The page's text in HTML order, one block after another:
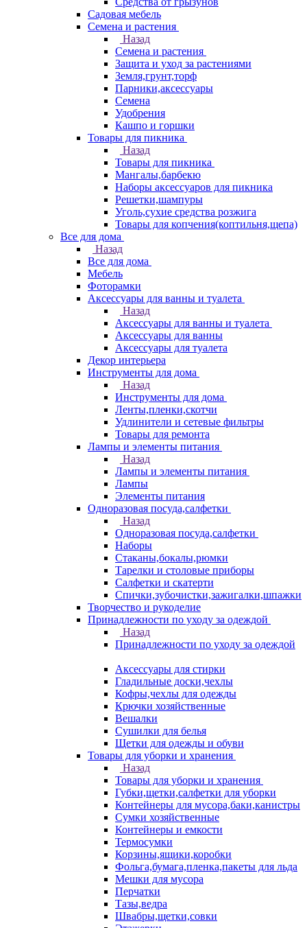
Садовая мебель
Семена и растения
Назад
Семена и растения
Защита и уход за растениями
Земля,грунт,торф
Парники,аксессуары
Семена
Удобрения
Кашпо и горшки
Товары для пикника
Назад
Товары для пикника
Мангалы,барбекю
Наборы аксессуаров для пикника
Решетки,шампуры
Уголь,сухие средства розжига
Товары для копчения(коптильня,щепа)
Все для дома
Назад
Все для дома
Мебель
Фоторамки
Аксессуары для ванны и туалета
Назад
Аксессуары для ванны и туалета
Аксессуары для ванны
Аксессуары для туалета
Декор интерьера
Инструменты для дома
Назад
Инструменты для дома
Ленты,пленки,скотчи
Удлинители и сетевые фильтры
Товары для ремонта
Лампы и элементы питания
Назад
Лампы и элементы питания
Лампы
Элементы питания
Одноразовая посуда,салфетки
Назад
Одноразовая посуда,салфетки
Наборы
Стаканы,бокалы,рюмки
Тарелки и столовые приборы
Салфетки и скатерти
Спички,зубочистки,зажигалки,шпажки
Творчество и рукоделие
Принадлежности по уходу за одеждой
Назад
Принадлежности по уходу за одеждой
Аксессуары для стирки
Гладильные доски,чехлы
Кофры,чехлы для одежды
Крючки хозяйственные
Вешалки
Сушилки для белья
Щетки для одежды и обуви
Товары для уборки и хранения
Назад
Товары для уборки и хранения
Губки,щетки,салфетки для уборки
Контейнеры для мусора,баки,канистры
Сумки хозяйственные
Контейнеры и емкости
Термосумки
Корзины,ящики,коробки
Фольга,бумага,пленка,пакеты для льда
Мешки для мусора
Перчатки
Тазы,ведра
Швабры,щетки,совки